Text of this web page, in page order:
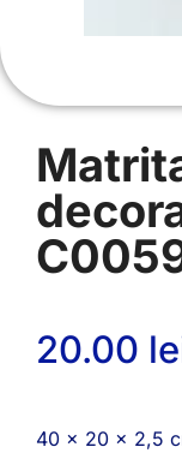
20.00
40 x 20 x 2,5